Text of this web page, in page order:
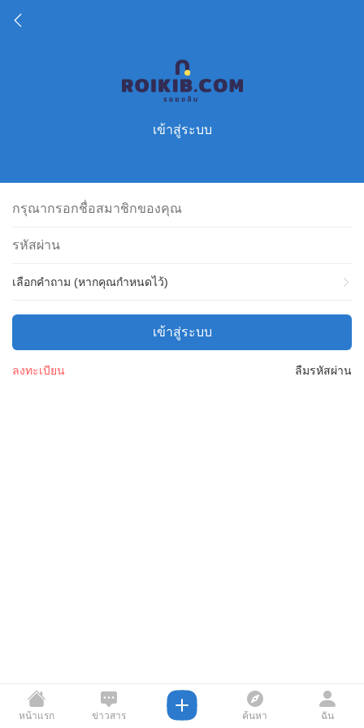
เข้าสู่ระบบ
เลือกคำถาม (หากคุณกำหนดไว้)
เข้าสู่ระบบ
ลืมรหัสผ่าน
ลงทะเบียน
หน้าแรก ข่าวสาร ค้นหา ฉัน